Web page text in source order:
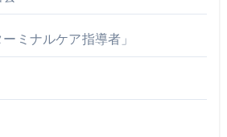
ミナルケア指導者」